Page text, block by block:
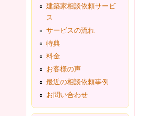
建築家相談依頼サービ
ス
サービスの流れ
特典
料金
お客様の声
最近の相談依頼事例
お問い合わせ